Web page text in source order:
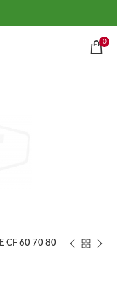
0
CF 60 70 80